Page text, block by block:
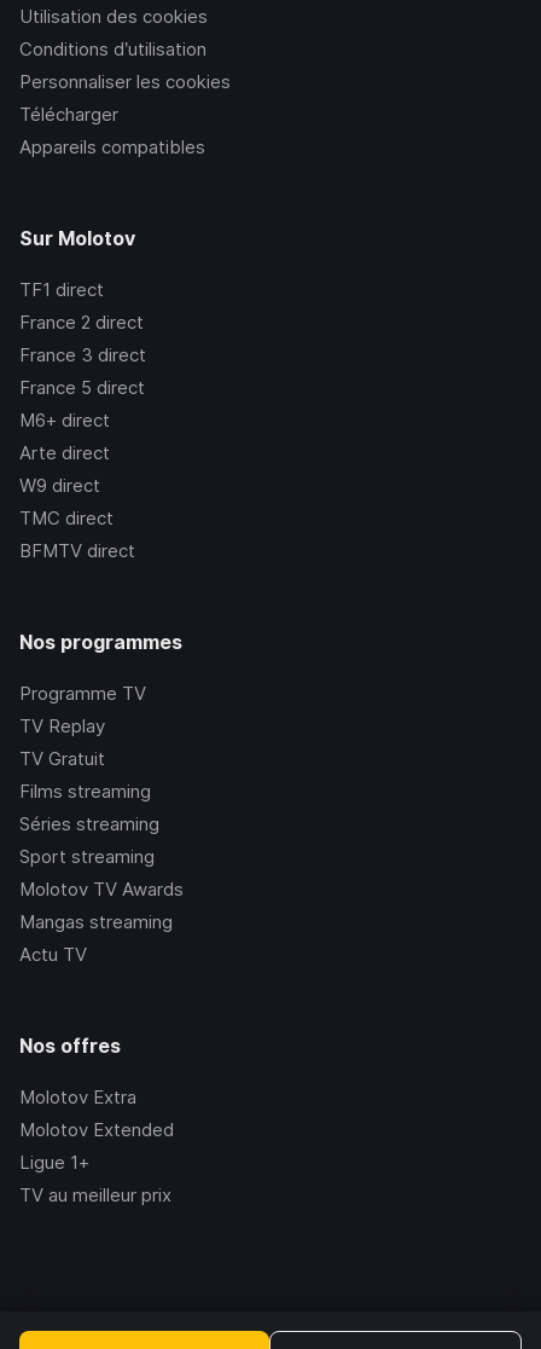
Utilisation des cookies
Conditions d’utilisation
Personnaliser les cookies
Télécharger
Appareils compatibles
Sur Molotov
TF1 direct
France 2 direct
France 3 direct
France 5 direct
M6+ direct
Arte direct
W9 direct
TMC direct
BFMTV direct
Nos programmes
Programme TV
TV Replay
TV Gratuit
Films streaming
Séries streaming
Sport streaming
Molotov TV Awards
Mangas streaming
Actu TV
Nos offres
Molotov Extra
Molotov Extended
Ligue 1+
TV au meilleur prix
2.228.1